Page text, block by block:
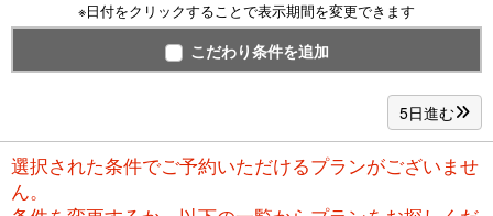
※日付をクリックすることで表示期間を変更できます
こだわり条件を追加
5日進む
選択された条件でご予約いただけるプランがございませ
ん。